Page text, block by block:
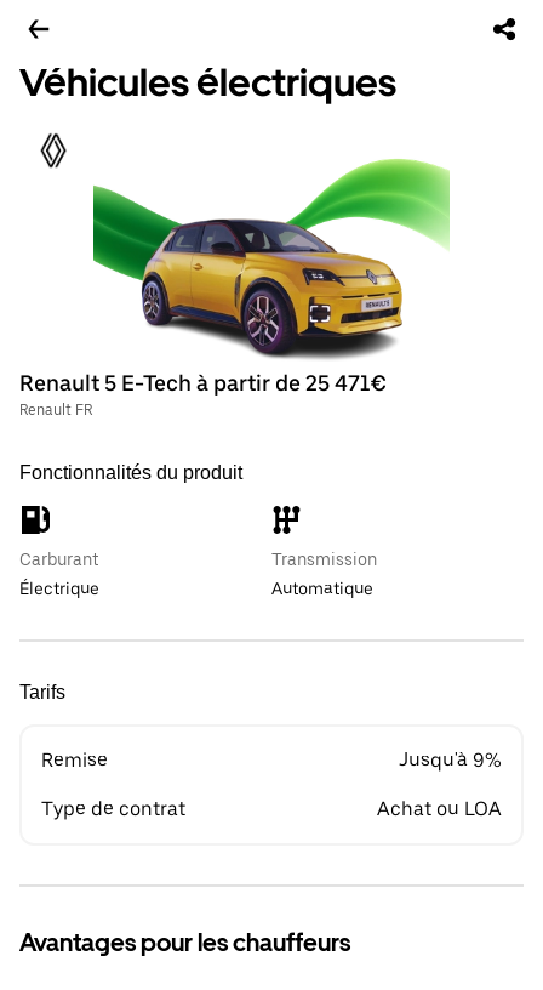
Véhicules électriques
Renault 5 E-Tech à partir de 25 471€
Renault FR
Fonctionnalités du produit
Carburant
Électrique
Transmission
Automatique
Tarifs
Remise Jusqu'à 9%
Type de contrat Achat ou LOA
Avantages pour les chauffeurs